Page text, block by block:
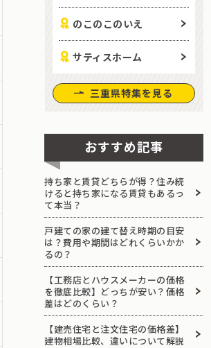
のこのこのいえ
サティスホーム
三重県特集を見る
おすすめ記事
持ち家と賃貸どちらが得？住み続
けると持ち家になる賃貸もあるっ
て本当？
戸建ての家の建て替え時期の目安
は？費用や期間はどれくらいかか
るの？
【工務店とハウスメーカーの価格
を徹底比較】どっちが安い？価格
差はどのくらい？
【建売住宅と注文住宅の価格差】
建物相場比較、違いについて解説